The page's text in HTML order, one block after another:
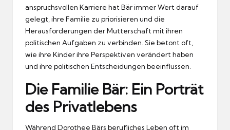
anspruchsvollen Karriere hat Bär immer Wert darauf
gelegt, ihre Familie zu priorisieren und die
Herausforderungen der Mutterschaft mit ihren
politischen Aufgaben zu verbinden. Sie betont oft,
wie ihre Kinder ihre Perspektiven verändert haben
und ihre politischen Entscheidungen beeinflussen.
Die Familie Bär: Ein Porträt
des Privatlebens
Während Dorothee Bärs berufliches Leben oft im